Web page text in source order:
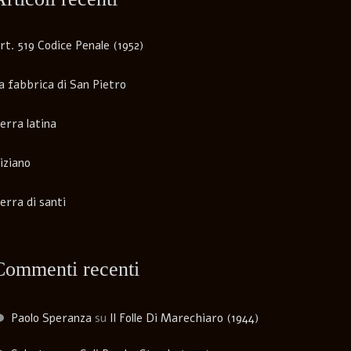
519 Codice Penale (1952)
fabbrica di San Pietro
latina
di santi
recenti
Paolo Speranzasu Il Folle Di Marechiaro (1944)